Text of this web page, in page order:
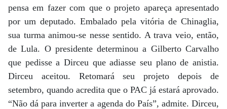
pensa em fazer com que o projeto apareça apresentado
por um deputado. Embalado pela vitória de Chinaglia,
sua turma animou-se nesse sentido. A trava veio, então,
de Lula. O presidente determinou a Gilberto Carvalho
que pedisse a Dirceu que adiasse seu plano de anistia.
Dirceu aceitou. Retomará seu projeto depois de
setembro, quando acredita que o PAC já estará aprovado.
“Não dá para inverter a agenda do País”, admite. Dirceu,